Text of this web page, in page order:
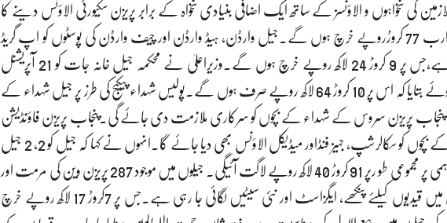
کی تنخواہوں و الاؤنسز کے ساتھ ایک اضافی بنیادی تنخواہ کے برابر پریزن سکیورٹی الاؤنس دینے کا
اعلان کیا اور اس پیکیج پر تقریباً2 ارب 77 کروڑروپے خرچ ہوں گے۔جیل وارڈن، ہیڈ وارڈن اور چیف وارڈن کی پوسٹوں کو اپ گریڈ
کرنے کی منظوری دے دی ہے،جس پر 9 کروڑ 24 لاکھ روپے خرچ ہوں گے۔وزیراعلیٰ نے محکمہ جیل خانہ جات کو 21 آپریشنل
گاڑیاں دینے کا اعلان کرتے ہوئے بتایا کہ اس پر 10 کروڑ 64 لاکھ روپے صرف ہوں گے۔پولیس شہداء پیکیج کی طرز پر جیل شہداء کے
پنجاب پریزن سروس کے شہداء کے بچوں کو سرکاری ملازمت دی جائے گی۔پنجاب پریزن فاؤنڈیشن
کے اشتراک سے جیل ملازمین کے بچوں کو سکالرشپ، جہیز فنڈاور میڈیکل الاؤنس بھی دیا جائے گا۔انہوں نے کہا کہ جیل کو 2، 2 جیل
وین دی جائینگی۔ 72 وینز کی فراہمی پر مجموعی طو رپر 91 کروڑ 40 لاکھ روپے لاگت آئیگی۔ جیلوں میں موجود 287 پریزن وین کی مرمت اور
بحالی کا کام کیا جا رہا ہے۔ ان میں قیدیوں کیلئے پنکھے، ایگزاسٹ اور نئی سیٹیں لگائی جا رہی ہے.جس پر 7کروڑ 17 لاکھ روپے خرچ